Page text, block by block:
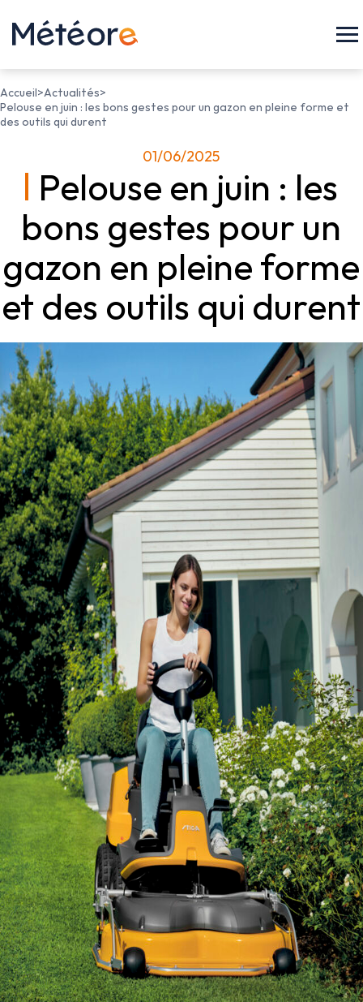
Accueil>Actualités>
Pelouse en juin : les bons gestes pour un gazon en pleine forme et
des outils qui durent
01/06/2025
Pelouse en juin : les
bons gestes pour un
gazon en pleine forme
et des outils qui durent